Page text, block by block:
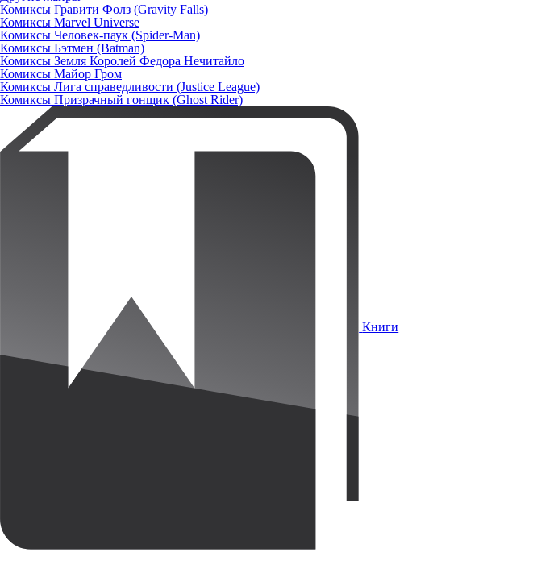
Комиксы Гравити Фолз (Gravity Falls)
Комиксы Marvel Universe
Комиксы Человек-паук (Spider-Man)
Комиксы Бэтмен (Batman)
Комиксы Земля Королей Федора Нечитайло
Комиксы Майор Гром
Комиксы Лига справедливости (Justice League)
Комиксы Призрачный гонщик (Ghost Rider)
Книги